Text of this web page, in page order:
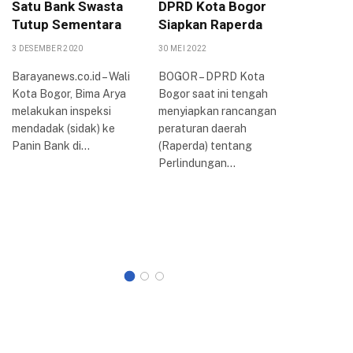
Satu Bank Swasta
Tutup Sementara
3 DESEMBER 2020
Barayanews.co.id – Wali
Kota Bogor, Bima Arya
melakukan inspeksi
mendadak (sidak) ke
Panin Bank di…
DPRD Kota Bogor
Siapkan Raperda
30 MEI 2022
BOGOR – DPRD Kota
Bogor saat ini tengah
menyiapkan rancangan
peraturan daerah
(Raperda) tentang
Perlindungan…